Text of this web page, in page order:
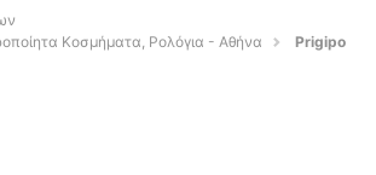
Κοσμήματα, Ρολόγια - Αθήνα
Prigipo